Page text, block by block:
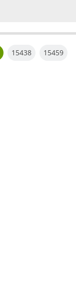
15438 15459